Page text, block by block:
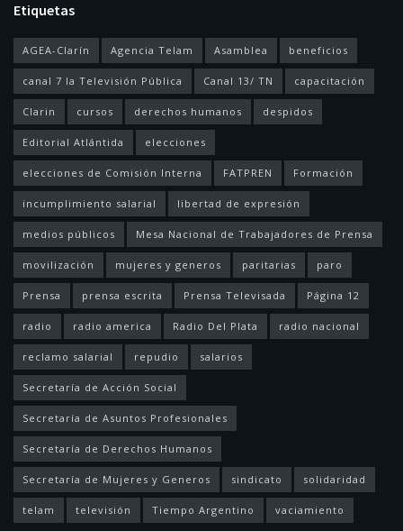
Etiquetas
AGEA-Clarín Agencia Telam Asamblea beneficios
canal 7 la Televisión Pública Canal 13/ TN capacitación
Clarin cursos derechos humanos despidos
Editorial Atlántida elecciones
elecciones de Comisión Interna FATPREN Formación
incumplimiento salarial libertad de expresión
medios públicos Mesa Nacional de Trabajadores de Prensa
movilización mujeres y generos paritarias paro
Prensa prensa escrita Prensa Televisada Página 12
radio radio america Radio Del Plata radio nacional
reclamo salarial repudio salarios
Secretaría de Acción Social
Secretaría de Asuntos Profesionales
Secretaría de Derechos Humanos
Secretaría de Mujeres y Generos sindicato solidaridad
telam televisión Tiempo Argentino vaciamiento